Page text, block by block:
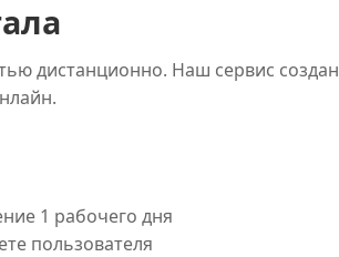
дистанционно. Наш сервис создан
1 рабочего дня
пользователя